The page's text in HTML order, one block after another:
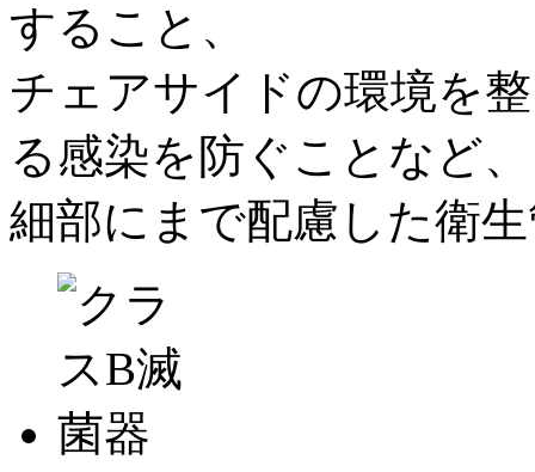
すること、
チェアサイドの環境を
る感染を防ぐことなど、
細部にまで配慮した衛